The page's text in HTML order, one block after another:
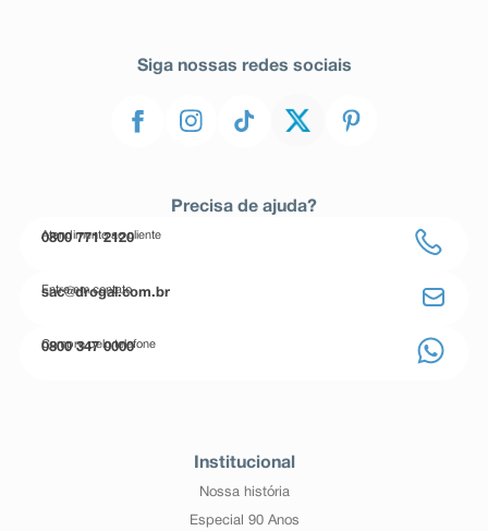
Siga nossas redes sociais
Precisa de ajuda?
Atendimento ao cliente
0800 771 2120
Entre em contato
sac@drogal.com.br
Compre pelo telefone
0800 347 0000
Institucional
Nossa história
Especial 90 Anos